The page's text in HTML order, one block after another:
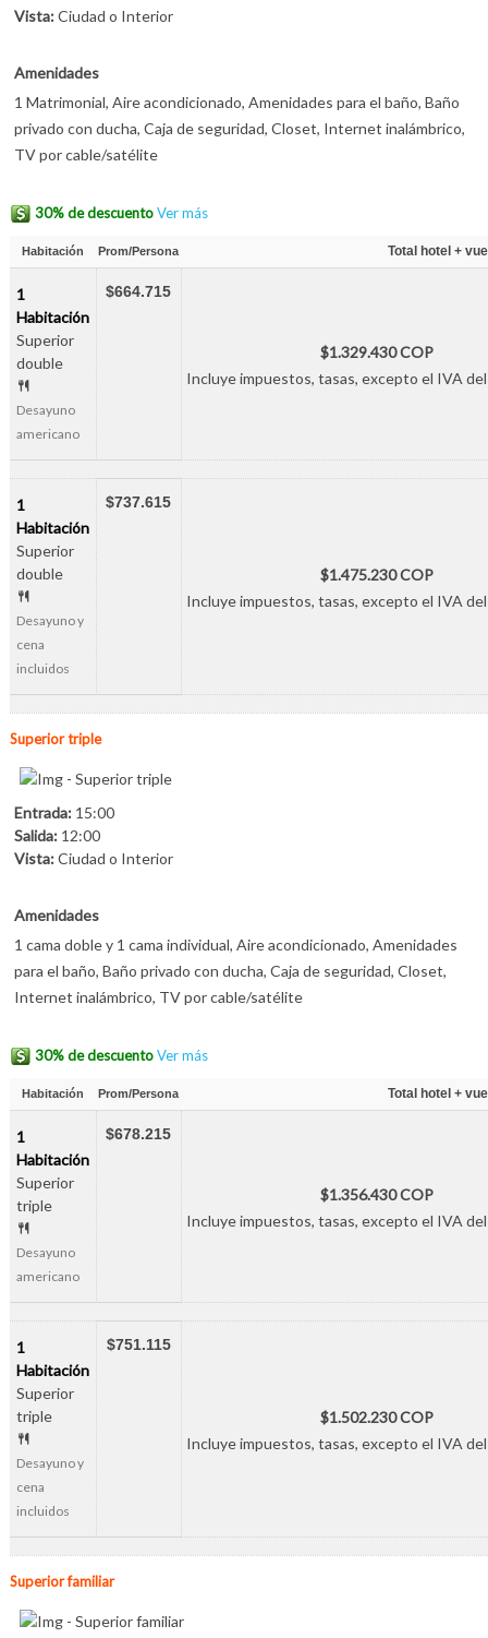
Vista:Ciudad o Interior
Amenidades
1 Matrimonial, Aire acondicionado, Amenidades para el baño, Baño
privado con ducha, Caja de seguridad, Closet, Internet inalámbrico,
TV por cable/satélite
30% de descuentoVer más
Habitación Prom/Persona Total hotel +
1
Habitación
Superior
double
Desayuno
americano
$664.715
$1.329.430 COP
Incluye impuestos, tasas, excepto el IVA
1
Habitación
Superior
double
Desayuno y
cena
incluidos
$737.615
$1.475.230 COP
Incluye impuestos, tasas, excepto el IVA
Superior triple
Entrada: 15:00
Salida: 12:00
Vista:Ciudad o Interior
Amenidades
1 cama doble y 1 cama individual, Aire acondicionado, Amenidades
para el baño, Baño privado con ducha, Caja de seguridad, Closet,
Internet inalámbrico, TV por cable/satélite
30% de descuentoVer más
Habitación Prom/Persona Total hotel +
1
Habitación
Superior
triple
Desayuno
americano
$678.215
$1.356.430 COP
Incluye impuestos, tasas, excepto el IVA
1
Habitación
Superior
triple
Desayuno y
cena
incluidos
$751.115
$1.502.230 COP
Incluye impuestos, tasas, excepto el IVA
Superior familiar